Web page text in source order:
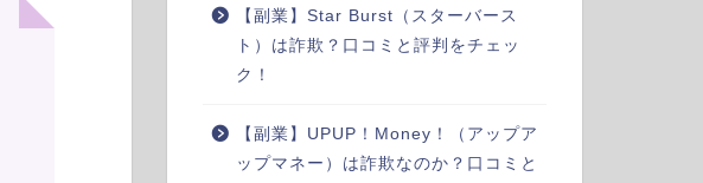
【副業】Star Burst（スターバース
ト）は詐欺？口コミと評判をチェッ
ク！
【副業】UPUP！Money！（アップア
ップマネー）は詐欺なのか？口コミと